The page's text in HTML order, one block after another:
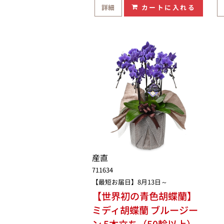
詳細 カートに入れる
産直
711634
【最短お届日】8月13日～
【世界初の青色胡蝶蘭】
ミディ胡蝶蘭 ブルージー